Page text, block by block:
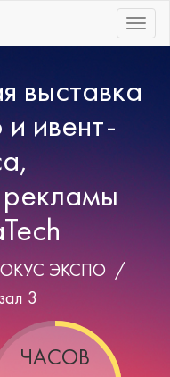
|||
выставка
и ивент-
ЭКСПО /
3
ЧАСОВ